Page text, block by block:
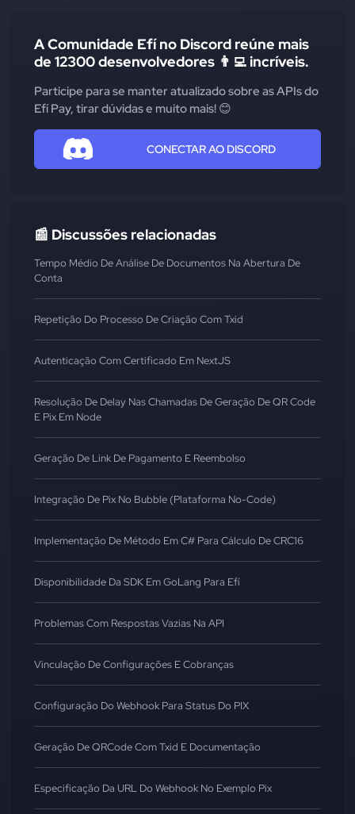
A Comunidade Efí no Discord reúne mais
de 12300 desenvolvedores 👨‍💻 incríveis.
Participe para se manter atualizado sobre as APIs do
Efí Pay, tirar dúvidas e muito mais! 😊
CONECTAR AO DISCORD
📰 Discussões relacionadas
Tempo Médio De Análise De Documentos Na Abertura De
Conta
Repetição Do Processo De Criação Com Txid
Autenticação Com Certificado Em NextJS
Resolução De Delay Nas Chamadas De Geração De QR Code
E Pix Em Node
Geração De Link De Pagamento E Reembolso
Integração De Pix No Bubble (Plataforma No-Code)
Implementação De Método Em C# Para Cálculo De CRC16
Disponibilidade Da SDK Em GoLang Para Efí
Problemas Com Respostas Vazias Na API
Vinculação De Configurações E Cobranças
Configuração Do Webhook Para Status Do PIX
Geração De QRCode Com Txid E Documentação
Especificação Da URL Do Webhook No Exemplo Pix